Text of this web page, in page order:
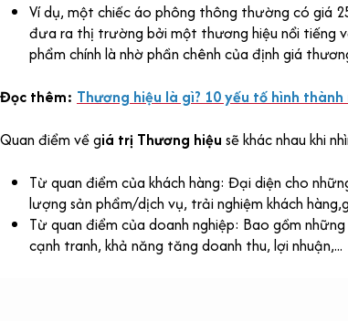
Ví dụ, một chiếc áo phông thông thường có giá
đưa ra thị trường bởi một thương hiệu nổi tiếng
phẩm chính là nhờ phần chênh của định giá
Đọc thêm: Thương hiệu là gì? 10 yếu tố hình
Quan điểm về giá trị Thương hiệu sẽ khác nhau khi
Từ quan điểm của khách hàng: Đại diện cho
lượng sản phẩm/dịch vụ, trải nghiệm khách
Từ quan điểm của doanh nghiệp: Bao gồm
cạnh tranh, khả năng tăng doanh thu, lợi nhuận,...